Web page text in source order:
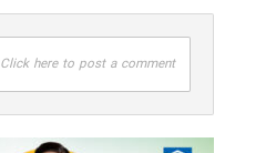
Click here to post a comment